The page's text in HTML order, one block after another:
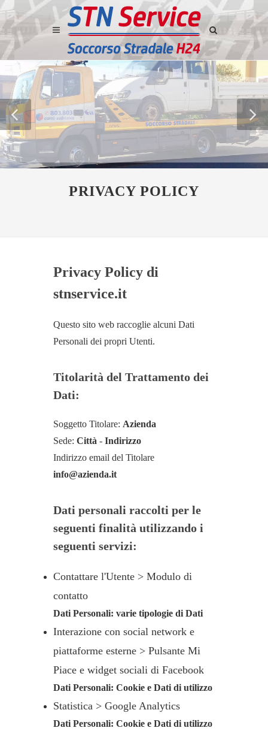
PRIVACY POLICY
Privacy Policy di
stnservice.it
Questo sito web raccoglie alcuni Dati
Personali dei propri Utenti.
Titolarità del Trattamento dei
Dati:
Soggetto Titolare: Azienda
Sede: Città - Indirizzo
Indirizzo email del Titolare
info@azienda.it
Dati personali raccolti per le
seguenti finalità utilizzando i
seguenti servizi:
Contattare l'Utente > Modulo di
contatto
Dati Personali: varie tipologie di Dati
Interazione con social network e
piattaforme esterne > Pulsante Mi
Piace e widget sociali di Facebook
Dati Personali: Cookie e Dati di utilizzo
Statistica > Google Analytics
Dati Personali: Cookie e Dati di utilizzo